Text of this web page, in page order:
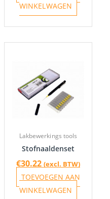
WINKELWAGEN
Lakbewerkings tools
Stofnaaldenset
€30.22 (excl. BTW)
TOEVOEGEN AAN
WINKELWAGEN